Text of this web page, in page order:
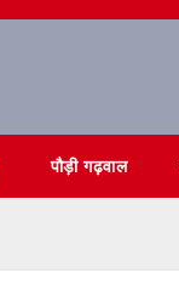
पौड़ी गढ़वाल